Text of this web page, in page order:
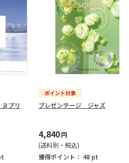
プリ プレゼンテージ ジャズ
4,840円
(送料別・税込)
獲得ポイント： 48 pt